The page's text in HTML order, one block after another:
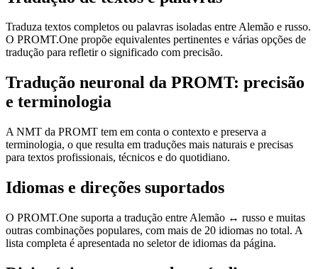
Traduza textos completos ou palavras isoladas entre Alemão e russo.
O PROMT.One propõe equivalentes pertinentes e várias opções de
tradução para refletir o significado com precisão.
Tradução neuronal da PROMT: precisão
e terminologia
A NMT da PROMT tem em conta o contexto e preserva a
terminologia, o que resulta em traduções mais naturais e precisas
para textos profissionais, técnicos e do quotidiano.
Idiomas e direções suportados
O PROMT.One suporta a tradução entre Alemão ↔ russo e muitas
outras combinações populares, com mais de 20 idiomas no total. A
lista completa é apresentada no seletor de idiomas da página.